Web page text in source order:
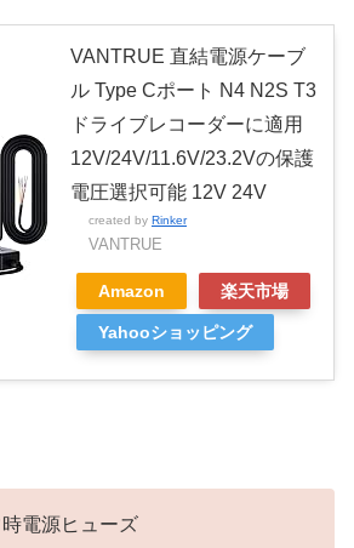
VANTRUE 直結電源ケーブ
ル Type Cポート N4 N2S T3
ドライブレコーダーに適用
12V/24V/11.6V/23.2Vの保護
電圧選択可能 12V 24V
created by Rinker
VANTRUE
Amazon 楽天市場
Yahooショッピング
時電源ヒューズ